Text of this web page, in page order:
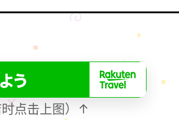
点击上图）↑